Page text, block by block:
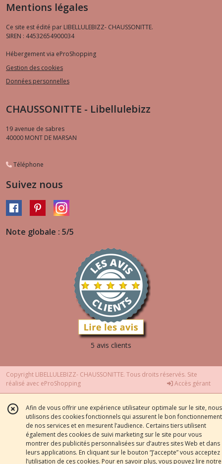
Mentions légales
Ce site est édité par LIBELLULEBIZZ- CHAUSSONITTE.
SIREN : 44532654900034
Hébergement via eProShopping
Gestion des cookies
Données personnelles
CHAUSSONITTE - Libellulebizz
19 avenue de sabres
40000 MONT DE MARSAN
Téléphone
Suivez nous
Note globale : 5/5
5 avis clients
Copyright LIBELLULEBIZZ- CHAUSSONITTE. Tous droits réservés. Site
réalisé avec eProShopping Accès gérant
Afin de vous offrir une expérience utilisateur optimale sur le site, nous
utilisons des cookies fonctionnels qui assurent le bon fonctionnement
de nos services et en mesurent l’audience. Certains tiers utilisent
également des cookies de suivi marketing sur le site pour vous
montrer des publicités personnalisées sur d’autres sites Web et dans
leurs applications. En cliquant sur le bouton “J’accepte” vous acceptez
l’utilisation de ces cookies. Pour en savoir plus, vous pouvez lire notre